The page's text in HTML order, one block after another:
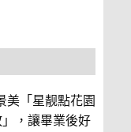
美「星靓點花園
，讓畢業後好